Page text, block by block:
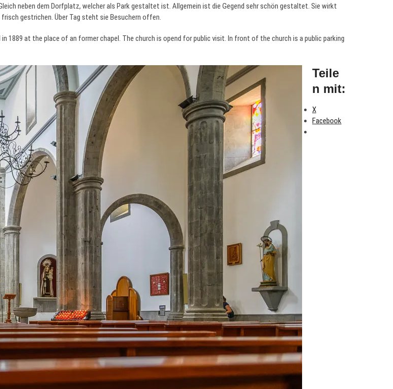
neben dem Dorfplatz, welcher als Park gestaltet ist. Allgemein ist die Gegend sehr schön gestaltet. Sie wirkt
gestrichen. Über Tag steht sie Besuchern offen.
1889 at the place of an former chapel. The church is opend for public visit. In front of the church is a public parking
Teile
n mit:
X
Facebook